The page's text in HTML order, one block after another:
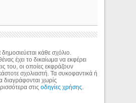
κάθε σχόλιο.
έχει το δικαίωμα να εκφέρει
του, οι οποίες εκφράζουν
σχολιαστή. Τα συκοφαντικά ή
διαγράφονται χωρίς
στιςοδηγίες χρήσης